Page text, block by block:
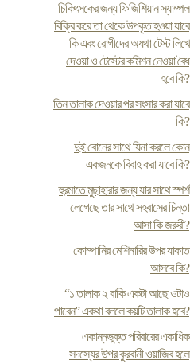
চিকিৎসকের জন্য ফিজিশিয়ান স্যাম্পল
বিক্রি করে তা থেকে উপকৃত হওয়া যাবে
কি এবং রোগীদের অযথা টেস্ট লিখে
দেওয়া ও টেস্টের কমিশন নেওয়া বৈধ
হবে কি?
তিন তালাক দেওয়ার পর সংসার করা যাবে
কি?
দুই বোনের সাথে যিনা করলে কোন
একজনকে বিবাহ করা যাবে কি?
হুরমাতে মুছাহারার জন্য যার সাথে স্পর্শ
লেগেছে তার সাথে সহবাসের চিন্তা
আসা কি জরুরী?
কোম্পানির মেশিনারির উপর যাকাত
আসবে কি?
“১ তালাক ২ বাকি একটা আছে ওটাও
পাবেন” একথা বললে কয়টি তালাক হবে?
একান্নভুক্ত পরিবারের একাধিক
সদস্যের উপর কুরবানী ওয়াজিব হলে